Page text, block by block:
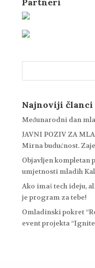
Najnoviji članci
Međunarodni dan
JAVNI POZIV ZA
Mirna budućnost.
Objavljen kompletan
umjetnosti mladih
Ako imaš tech ideju,
je program za tebe!
Omladinski pokret
event projekta